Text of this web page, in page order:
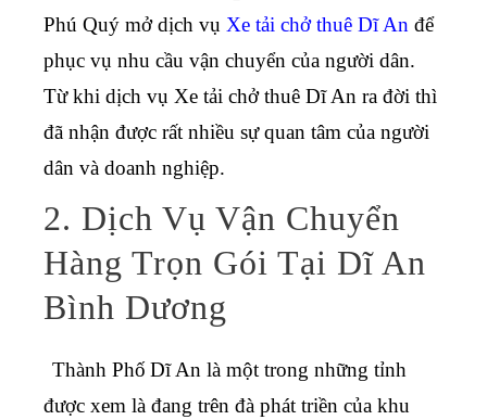
Phú Quý mở dịch vụ Xe tải chở thuê Dĩ An để
phục vụ nhu cầu vận chuyển của người dân.
Từ khi dịch vụ Xe tải chở thuê Dĩ An ra đời thì
đã nhận được rất nhiều sự quan tâm của người
dân và doanh nghiệp.
2. Dịch Vụ Vận Chuyển
Hàng Trọn Gói Tại Dĩ An
Bình Dương
Thành Phố Dĩ An là một trong những tỉnh
được xem là đang trên đà phát triền của khu